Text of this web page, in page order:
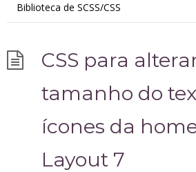
Biblioteca de SCSS/CSS
CSS para
tamanho do
ícones da
Layout 7